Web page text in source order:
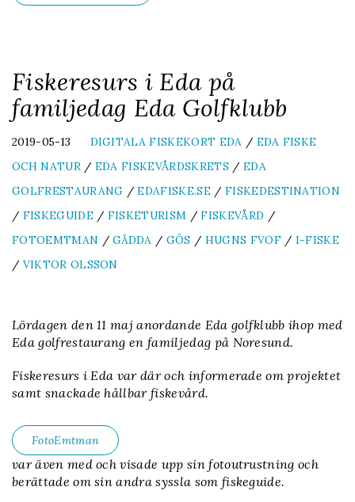
Fiskeresurs i Eda på
familjedag Eda Golfklubb
2019-05-13 DIGITALA FISKEKORT EDA / EDA FISKE
OCH NATUR/ EDA FISKEVÅRDSKRETS/ EDA
GOLFRESTAURANG /EDAFISKE.SE/ FISKEDESTINATION
/ FISKEGUIDE/ FISKETURISM /FISKEVÅRD /
FOTOEMTMAN /GÄDDA / GÖS / HUGNS FVOF/ I-FISKE
/ VIKTOR OLSSON
Lördagen den 11 maj anordande Eda golfklubb ihop med
Eda golfrestaurang en familjedag på Noresund.
Fiskeresurs i Eda var där och informerade om projektet
samt snackade hållbar fiskevård.
FotoEmtman
var även med och visade upp sin fotoutrustning och
berättade om sin andra syssla som fiskeguide.